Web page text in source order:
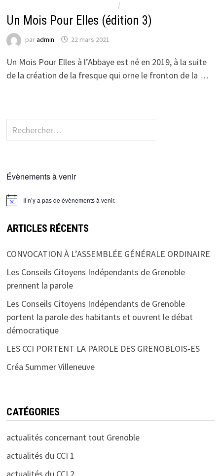
/
Un Mois Pour Elles (édition 3)
paradmin 22 mars 2021
Un Mois Pour Elles à l’Abbaye est né en 2019, à la suite
de la création de la fresque qui orne le fronton de la …
Rechercher :
Évènements à venir
Il n’y a pas de évènements à venir.
ARTICLES RÉCENTS
CONVOCATION À L’ASSEMBLÉE GÉNÉRALE ORDINAIRE
Les Conseils Citoyens Indépendants de Grenoble
prennent la parole
Les Conseils Citoyens Indépendants de Grenoble
portent la parole des habitants et ouvrent le débat
démocratique
LES CCI PORTENT LA PAROLE DES GRENOBLOIS-ES
Créa Summer Villeneuve
CATÉGORIES
actualités concernant tout Grenoble
actualités du CCI 1
actualités du CCI 2